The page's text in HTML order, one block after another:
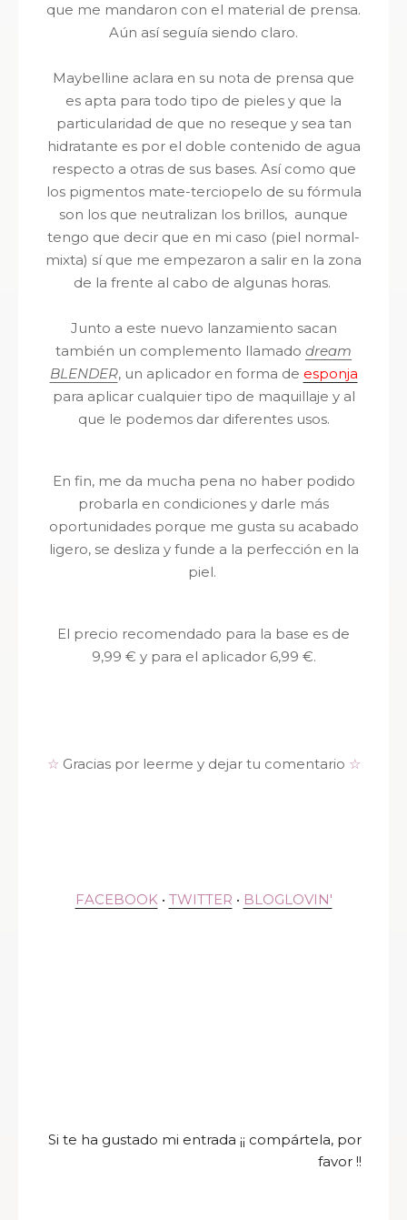
que me mandaron con el material de prensa.
Aún así seguía siendo claro.
Maybelline aclara en su nota de prensa que
es apta para todo tipo de pieles y que la
particularidad de que no reseque y sea tan
hidratante es por el doble contenido de agua
respecto a otras de sus bases. Así como que
los pigmentos mate-terciopelo de su fórmula
son los que neutralizan los brillos, aunque
tengo que decir que en mi caso (piel normal-
mixta) sí que me empezaron a salir en la zona
de la frente al cabo de algunas horas.
Junto a este nuevo lanzamiento sacan
también un complemento llamado dream
BLENDER, un aplicador en forma de esponja
para aplicar cualquier tipo de maquillaje y al
que le podemos dar diferentes usos.
En fin, me da mucha pena no haber podido
probarla en condiciones y darle más
oportunidades porque me gusta su acabado
ligero, se desliza y funde a la perfección en la
piel.
El precio recomendado para la base es de
9,99 € y para el aplicador 6,99 €.
☆ Gracias por leerme y dejar tu comentario ☆
FACEBOOK • TWITTER • BLOGLOVIN'
Si te ha gustado mi entrada ¡¡ compártela, por
favor !!